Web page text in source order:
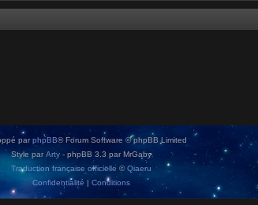
parphpBB® Forum Software © phpBB Limited
Style par Arty - phpBB 3.3 par MrGaby
Traduction française officielle ©Qiaeru
Confidentialité | Conditions